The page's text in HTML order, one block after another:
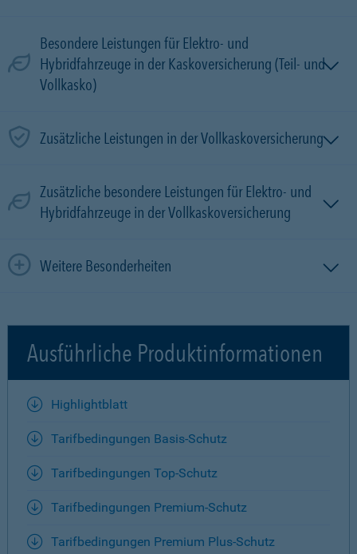
Besondere Leistungen für Elektro- und
Hybridfahrzeuge in der Kaskoversicherung (Teil- und
Vollkasko)
Zusätzliche Leistungen in der Vollkaskoversicherung
Zusätzliche besondere Leistungen für Elektro- und
Hybridfahrzeuge in der Vollkaskoversicherung
Weitere Besonderheiten
Ausführliche Produktinformationen
Highlightblatt
Tarifbedingungen Basis-Schutz
Tarifbedingungen Top-Schutz
Tarifbedingungen Premium-Schutz
Tarifbedingungen Premium Plus-Schutz